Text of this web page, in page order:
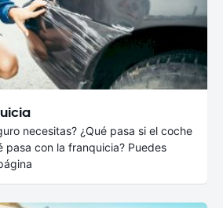
necesitas? ¿Qué pasa si el coche
pasa con la franquicia? Puedes